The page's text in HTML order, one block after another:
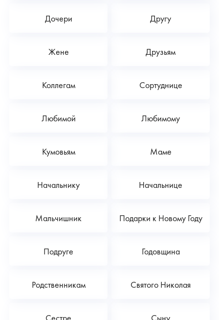
Дочери Другу
Жене Друзьям
Коллегам Сортуднице
Любимой Любимому
Кумовьям Маме
Начальнику Начальнице
Мальчишник Подарки к Новому Году
Подруге Годовщина
Родственникам Святого Николая